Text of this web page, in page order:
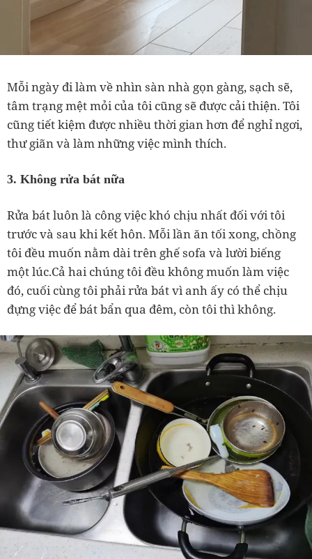
Mỗi ngày đi làm về nhìn sàn nhà gọn gàng, sạch sẽ,
tâm trạng mệt mỏi của tôi cũng sẽ được cải thiện. Tôi
cũng tiết kiệm được nhiều thời gian hơn để nghỉ ngơi,
thư giãn và làm những việc mình thích.
3. Không rửa bát nữa
Rửa bát luôn là công việc khó chịu nhất đối với tôi
trước và sau khi kết hôn. Mỗi lần ăn tối xong, chồng
tôi đều muốn nằm dài trên ghế sofa và lười biếng
một lúc.Cả hai chúng tôi đều không muốn làm việc
đó, cuối cùng tôi phải rửa bát vì anh ấy có thể chịu
đựng việc để bát bẩn qua đêm, còn tôi thì không.